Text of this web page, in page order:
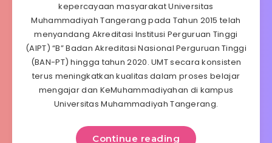
kepercayaan masyarakat Universitas
Muhammadiyah Tangerang pada Tahun 2015 telah
menyandang Akreditasi Institusi Perguruan Tinggi
(AIPT) “B” Badan Akreditasi Nasional Perguruan Tinggi
(BAN-PT) hingga tahun 2020. UMT secara konsisten
terus meningkatkan kualitas dalam proses belajar
mengajar dan KeMuhammadiyahan di kampus
Universitas Muhammadiyah Tangerang.
Continue reading